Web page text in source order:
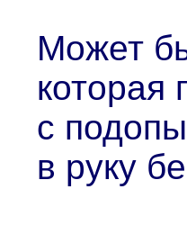
Может
которая
с
в руку